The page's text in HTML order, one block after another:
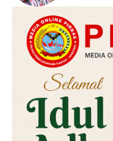
Daerah
Hukum
Kriminal
Labusel